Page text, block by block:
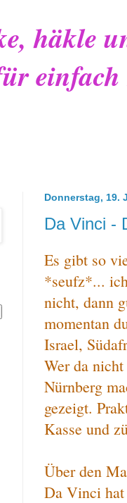
häkle
Donnerstag, 19.
Da Vinci -
Es gibt so
*seufz*...
nicht, dann
momentan
Israel,
Wer da
Nürnberg
gezeigt.
Kasse und
Über den
Da Vinci hat